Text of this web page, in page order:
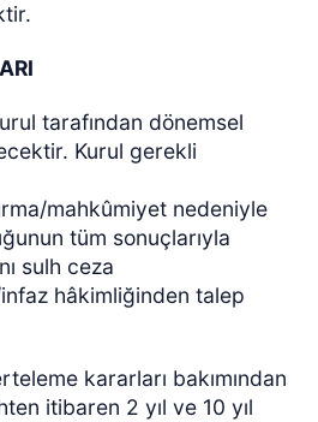
tarafından dönemsel
Kurul gerekli
mahkûmiyet nedeniyle
tüm sonuçlarıyla
sulh ceza
hâkimliğinden talep
kararları bakımından
itibaren 2 yıl ve 10 yıl